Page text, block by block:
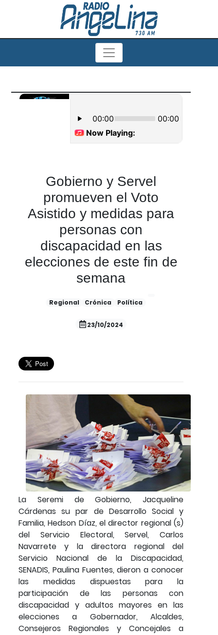
Gobierno y Servel
promueven el Voto
Asistido y medidas para
personas con
discapacidad en las
elecciones de este fin de
semana
Regional Crónica Política
23/10/2024
La Seremi de Gobierno, Jacqueline
Cárdenas su par de Desarrollo Social y
Familia, Hedson Díaz, el director regional (s)
del Servicio Electoral, Servel, Carlos
Navarrete y la directora regional del
Servicio Nacional de la Discapacidad,
SENADIS, Paulina Fuentes, dieron a conocer
las medidas dispuestas para la
participación de las personas con
discapacidad y adultos mayores en las
elecciones a Gobernador, Alcaldes,
Consejeros Regionales y Concejales a